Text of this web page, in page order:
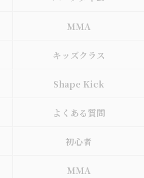
MMA
キッズクラス
Shape Kick
よくある質問
初心者
MMA